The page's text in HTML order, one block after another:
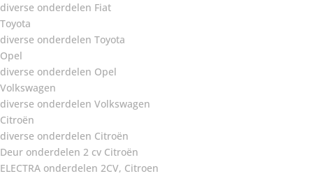
diverse onderdelen Fiat
Toyota
diverse onderdelen Toyota
Opel
diverse onderdelen Opel
Volkswagen
diverse onderdelen Volkswagen
Citroën
diverse onderdelen Citroën
Deur onderdelen 2 cv Citroën
ELECTRA onderdelen 2CV, Citroen